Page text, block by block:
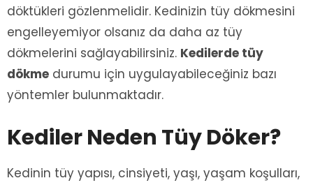
döktükleri gözlenmelidir. Kedinizin tüy dökmesini
engelleyemiyor olsanız da daha az tüy
dökmelerini sağlayabilirsiniz. Kedilerde tüy
dökme durumu için uygulayabileceğiniz bazı
yöntemler bulunmaktadır.
Kediler Neden Tüy Döker?
Kedinin tüy yapısı, cinsiyeti, yaşı, yaşam koşulları,